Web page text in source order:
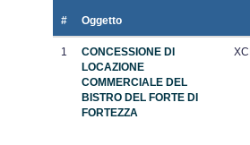
# Oggetto
1
CONCESSIONE DI
LOCAZIONE
COMMERCIALE DEL
BISTRO DEL FORTE DI
FORTEZZA